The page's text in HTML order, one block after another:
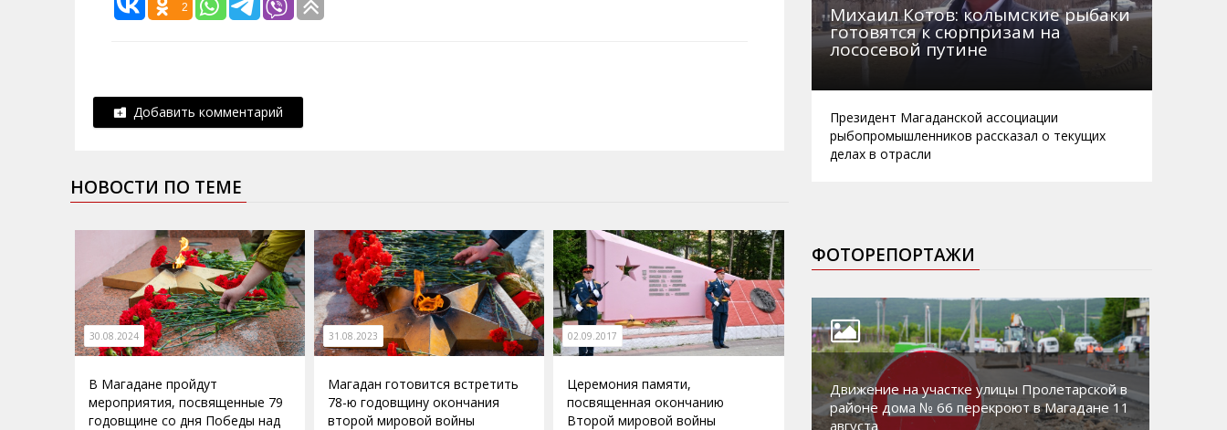
2
Добавить комментарий
НОВОСТИ ПО ТЕМЕ
30.08.2024
В Магадане пройдут
мероприятия, посвященные 79
годовщине со дня Победы над
31.08.2023
Магадан готовится встретить
78-ю годовщину окончания
второй мировой войны
02.09.2017
Церемония памяти,
посвященная окончанию
Второй мировой войны
Михаил Котов: колымские рыбаки
готовятся к сюрпризам на
лососевой путине
Президент Магаданской ассоциации
рыбопромышленников рассказал о текущих
делах в отрасли
ФОТОРЕПОРТАЖИ
Движение на участке улицы Пролетарской в
районе дома № 66 перекроют в Магадане 11
августа